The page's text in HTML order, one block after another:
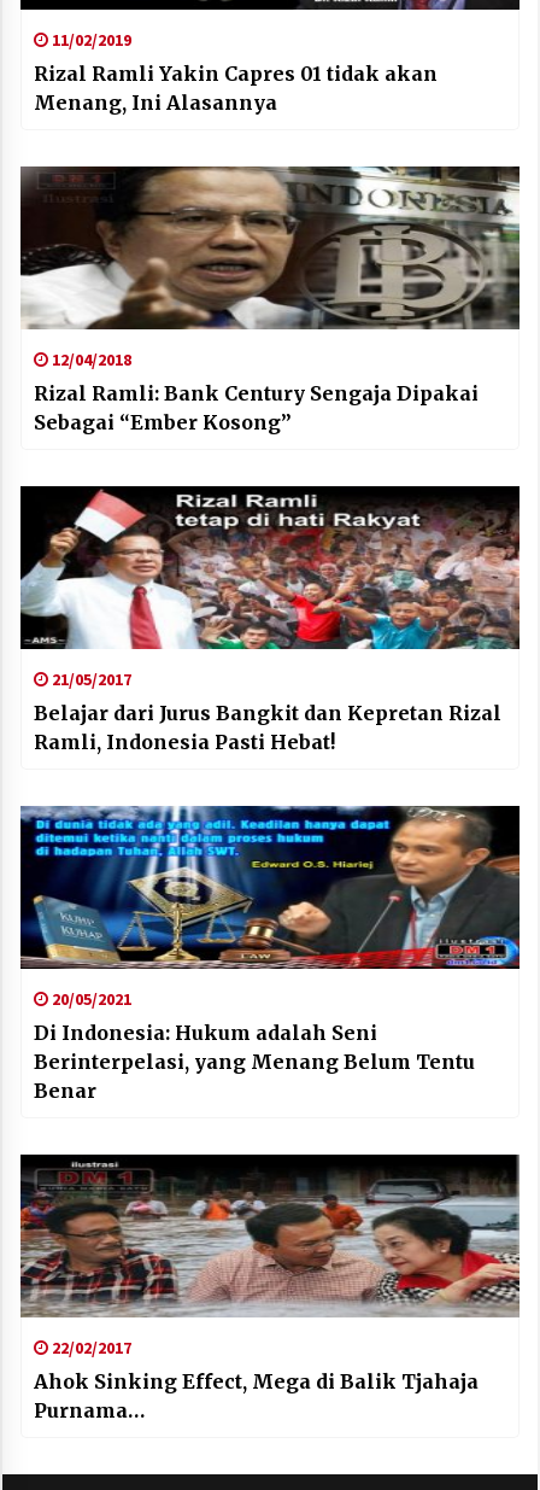
11/02/2019
Rizal Ramli Yakin Capres 01 tidak akan
Menang, Ini Alasannya
12/04/2018
Rizal Ramli: Bank Century Sengaja Dipakai
Sebagai “Ember Kosong”
21/05/2017
Belajar dari Jurus Bangkit dan Kepretan Rizal
Ramli, Indonesia Pasti Hebat!
20/05/2021
Di Indonesia: Hukum adalah Seni
Berinterpelasi, yang Menang Belum Tentu
Benar
22/02/2017
Ahok Sinking Effect, Mega di Balik Tjahaja
Purnama…